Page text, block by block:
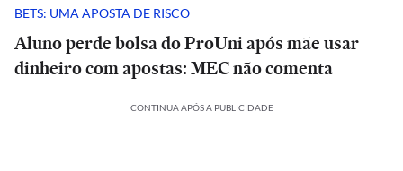
BETS: UMA APOSTA DE RISCO
Aluno perde bolsa do ProUni após mãe usar
dinheiro com apostas: MEC não comenta
CONTINUA APÓS A PUBLICIDADE